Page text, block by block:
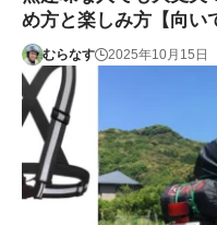
め方と楽しみ方【向い
むらなす 2025年10月15日